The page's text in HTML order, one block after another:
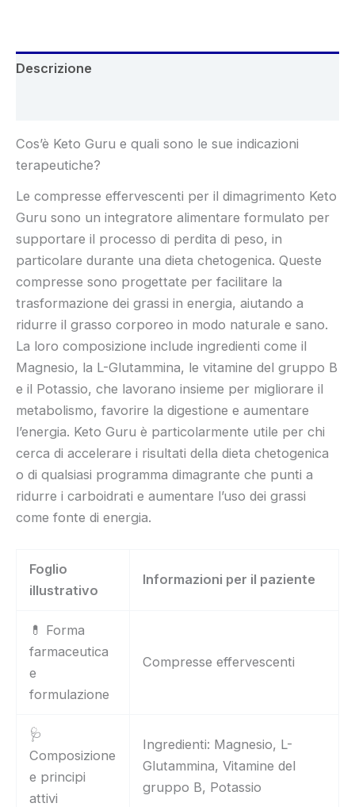
Descrizione
Cos’è Keto Guru e quali sono le sue indicazioni
terapeutiche?
Le compresse effervescenti per il dimagrimento Keto
Guru sono un integratore alimentare formulato per
supportare il processo di perdita di peso, in
particolare durante una dieta chetogenica. Queste
compresse sono progettate per facilitare la
trasformazione dei grassi in energia, aiutando a
ridurre il grasso corporeo in modo naturale e sano.
La loro composizione include ingredienti come il
Magnesio, la L-Glutammina, le vitamine del gruppo B
e il Potassio, che lavorano insieme per migliorare il
metabolismo, favorire la digestione e aumentare
l’energia. Keto Guru è particolarmente utile per chi
cerca di accelerare i risultati della dieta chetogenica
o di qualsiasi programma dimagrante che punti a
ridurre i carboidrati e aumentare l’uso dei grassi
come fonte di energia.
Foglio
illustrativo
Informazioni per il paziente
💊 Forma
farmaceutica
e
formulazione
Compresse effervescenti
🩺
Composizione
e principi
attivi
Ingredienti: Magnesio, L-
Glutammina, Vitamine del
gruppo B, Potassio